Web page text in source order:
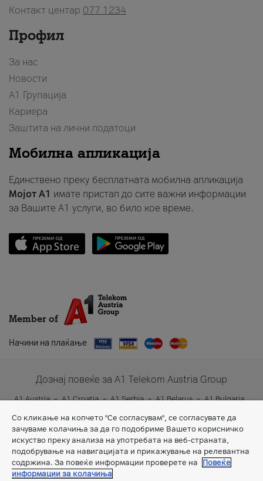
Контакт центар 077 1234
Профил
За нас
Новости
А1 Групација
Кариера
Заштита на лични податоци
Мобилна апликација
Единствено преку бесплатната мобилна апликација
Мојот A1 имате пристап до сите важни информации
за Вашите A1 услуги, во било кое време.
Member of
Начини на плаќање
Дознај повеќе за A1 Telekom Austria Group
A1 Austria A1 Croatia A1 Serbia A1 Belarus
A1 Bulgaria
A1 Slovenia
A1 Digital
Со кликање на копчето "Се согласувам", се согласувате да
зачуваме колачиња за да го подобриме Вашето корисничко
искуство преку анализа на употребата на веб-страната,
подобрување на навигацијата и прикажување на релевантна
содржина. За повеќе информации проверете на
Повеќе
информации за колачиња